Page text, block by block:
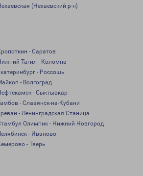
(Нехаевский р-н)
- Саратов
Тагил - Коломна
- Россошь
- Волгоград
- Сыктывкар
- Славянск-на-Кубани
- Ленинградская Станица
Олимпик - Нижний Новгород
- Иваново
- Тверь